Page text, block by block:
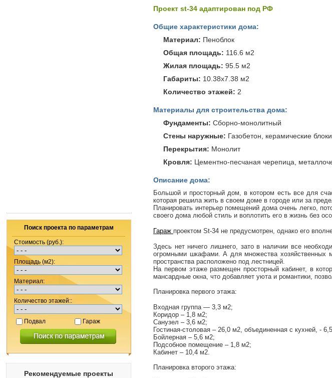
Поиск проекта по параметрам
Стоимость (руб.):
Площадь (м2):
Материал:
Количество этажей::
Подвал Гараж
Рекомендуемые проекты
Проект st-34 адаптирован под РФ
Общие характеристики дома:
Материал: Пеноблок
Общая площадь: 116.6 м2
Жилая площадь: 95.5 м2
Габариты: 10.38х7.38 м2
Количество этажей: 2
Материалы для строительства дома:
Фундаменты: Cборно-монолитный
Стены наружные: Газобетон, керамические
Перекрытия: Монолит
Кровля: Цементно-песчаная черепица,
Описание дома:
Большой и просторный дом, в котором есть все для
которая решила жить в своем доме в городе или за
Планировать интерьер помещений дома очень легко,
своего дома любой стиль и воплотить его в жизнь без
Гараж проектом St-34 не предусмотрен, однако его
Здесь нет ничего лишнего, зато в наличии все
огромными шкафами. А для множества хозяйственных
пространства расположено под лестницей.
На первом этаже размещен просторный кабинет, в
мансардные окна, что добавляет уюта и романтики,
Планировка первого этажа:
Входная группа — 3,3 м2;
Коридор – 1,8 м2;
Санузел – 3,6 м2;
Гостиная-столовая – 26,0 м2, объединенная с кухней, -
Бойлерная – 5,6 м2;
Подсобное помещение – 1,8 м2;
Кабинет – 10,4 м2.
Планировка второго этажа: